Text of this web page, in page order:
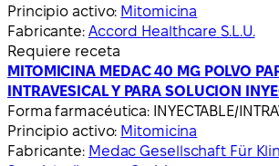
Principio activo: Mitomicina
Fabricante: Accord Healthcare S.L.U.
Requiere receta
MITOMICINA MEDAC 40 MG POLVO
INTRAVESICAL Y PARA SOLUCION
Forma farmacéutica: INYECTABLE/
Principio activo: Mitomicina
Fabricante: Medac Gesellschaft Für